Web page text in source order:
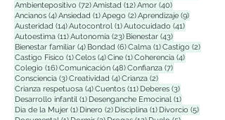
Ambientepositivo (72)72 entradas
Amistad (12)12 entradas
Amor (40)40 entradas
Ancianos (4)4 entradas
Ansiedad (1)1 entrada
Apego (2)2 entradas
Aprendizaje (9)9 entradas
Austeridad (14)14 entradas
Autocontrol (1)1 entrada
Autocuidado (41)41 entradas
Autoestima (11)11 entradas
Autonomía (23)23 entradas
Bienestar (43)43 entradas
Bienestar familiar (4)4 entradas
Bondad (6)6 entradas
Calma (1)1 entrada
Castigo (2)2
Castigo Físico (1)1 entrada
Celos (4)4 entradas
Cine (1)1 entrada
Coherencia (4)4 entradas
Colegio (16)16 entradas
Comunicación (48)48 entradas
Confianza (7)7 entradas
Consciencia (3)3 entradas
Creatividad (4)4 entradas
Crianza (2)2 entradas
Crianza respetuosa (4)4 entradas
Cuentos (11)11 entradas
Deberes (3)3 entradas
Desarrollo infantil (1)1 entrada
Desenganche Emocinal (1)1 entrada
Dia de la Mujer (1)1 entrada
Dinero (2)2 entradas
Disciplina (1)1 entrada
Divorcio (5)5